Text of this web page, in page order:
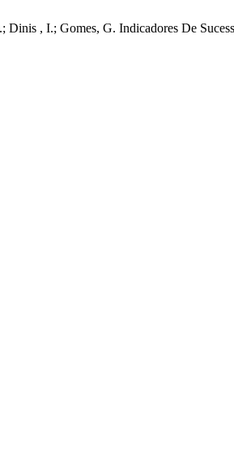
Dinis , I.; Gomes, G. Indicadores De